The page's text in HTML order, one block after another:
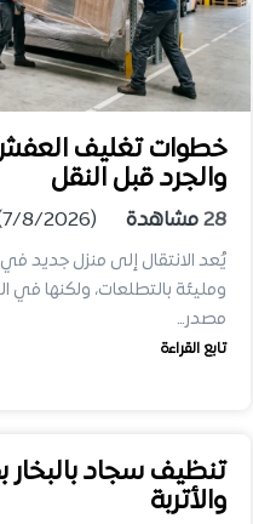
خطوات تغليف
والجرد قبل النقل
28 مشاهدة (7/8/2026)
يُعد الانتقال إلى منزل جديد
ومليئة بالتطلعات، ولكنها في
مصدر…
تابع القراءة
تنظيف سجاد بالبخار
والأتربة